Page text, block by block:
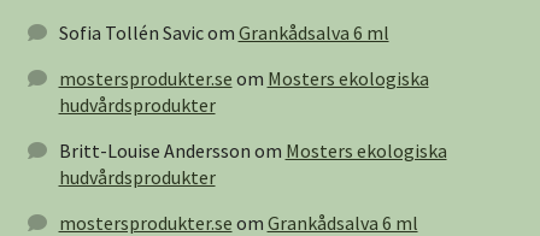
Sofia Tollén Savicom Grankådsalva 6 ml
mostersprodukter.se om Mosters ekologiska
hudvårdsprodukter
Britt-Louise Andersson om Mosters ekologiska
hudvårdsprodukter
mostersprodukter.se om Grankådsalva 6 ml